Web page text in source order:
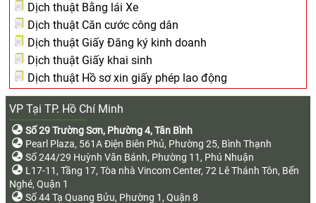
Dịch thuật Bằng lái Xe
Dịch thuật Căn cước công dân
Dịch thuật Giấy Đăng ký kinh doanh
Dịch thuật Giấy khai sinh
Dịch thuật Hồ sơ xin giấy phép lao động
VP Tại TP. Hồ Chí Minh
Số 29 Trường Sơn, Phường 4, Tân Bình
Pearl Plaza, 561A Điện Biên Phủ, Phường 25, Bình Thạnh
Số 244/29 Huỳnh Văn Bánh, Phường 11, Phú Nhuận
L17-11, Tầng 17, Tòa nhà Vincom Center, 72 Lê Thánh Tôn, Bến
Nghé, Quận 1
Số 44 Tạ Quang Bửu, Phường 1, Quận 8